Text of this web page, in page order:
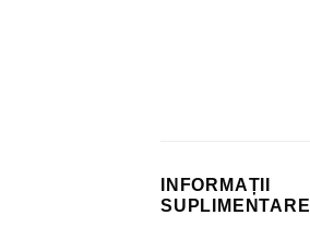
INFORMAȚII
SUPLIMENTARE